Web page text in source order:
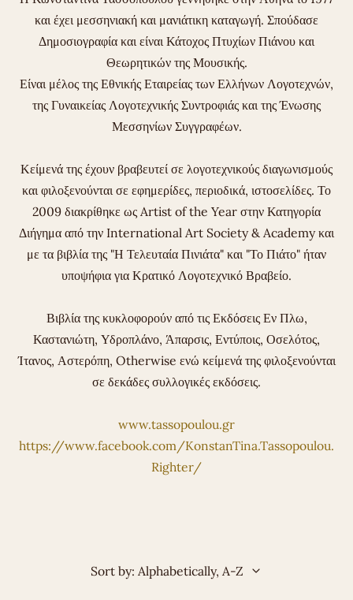
και έχει μεσσηνιακή και μανιάτικη καταγωγή. Σπούδασε
Δημοσιογραφία και είναι Κάτοχος Πτυχίων Πιάνου και
Θεωρητικών της Μουσικής.
Είναι μέλος της Εθνικής Εταιρείας των Ελλήνων Λογοτεχνών,
της Γυναικείας Λογοτεχνικής Συντροφιάς και της Ένωσης
Μεσσηνίων Συγγραφέων.
Κείμενά της έχουν βραβευτεί σε λογοτεχνικούς διαγωνισμούς
και φιλοξενούνται σε εφημερίδες, περιοδικά, ιστοσελίδες. Το
2009 διακρίθηκε ως Artist of the Year στην Κατηγορία
Διήγημα από την International Art Society & Academy και
με τα βιβλία της "Η Τελευταία Πινιάτα" και "Το Πιάτο" ήταν
υποψήφια για Κρατικό Λογοτεχνικό Βραβείο.
Βιβλία της κυκλοφορούν από τις Εκδόσεις Εν Πλω,
Καστανιώτη, Υδροπλάνο, Άπαρσις, Εντύποις, Οσελότος,
Ίτανος, Αστερόπη, Otherwise ενώ κείμενά της φιλοξενούνται
σε δεκάδες συλλογικές εκδόσεις.
www.tassopoulou.gr
https://www.facebook.com/KonstanTina.Tassopoulou.
Righter/
Sort by: Alphabetically, A-Z